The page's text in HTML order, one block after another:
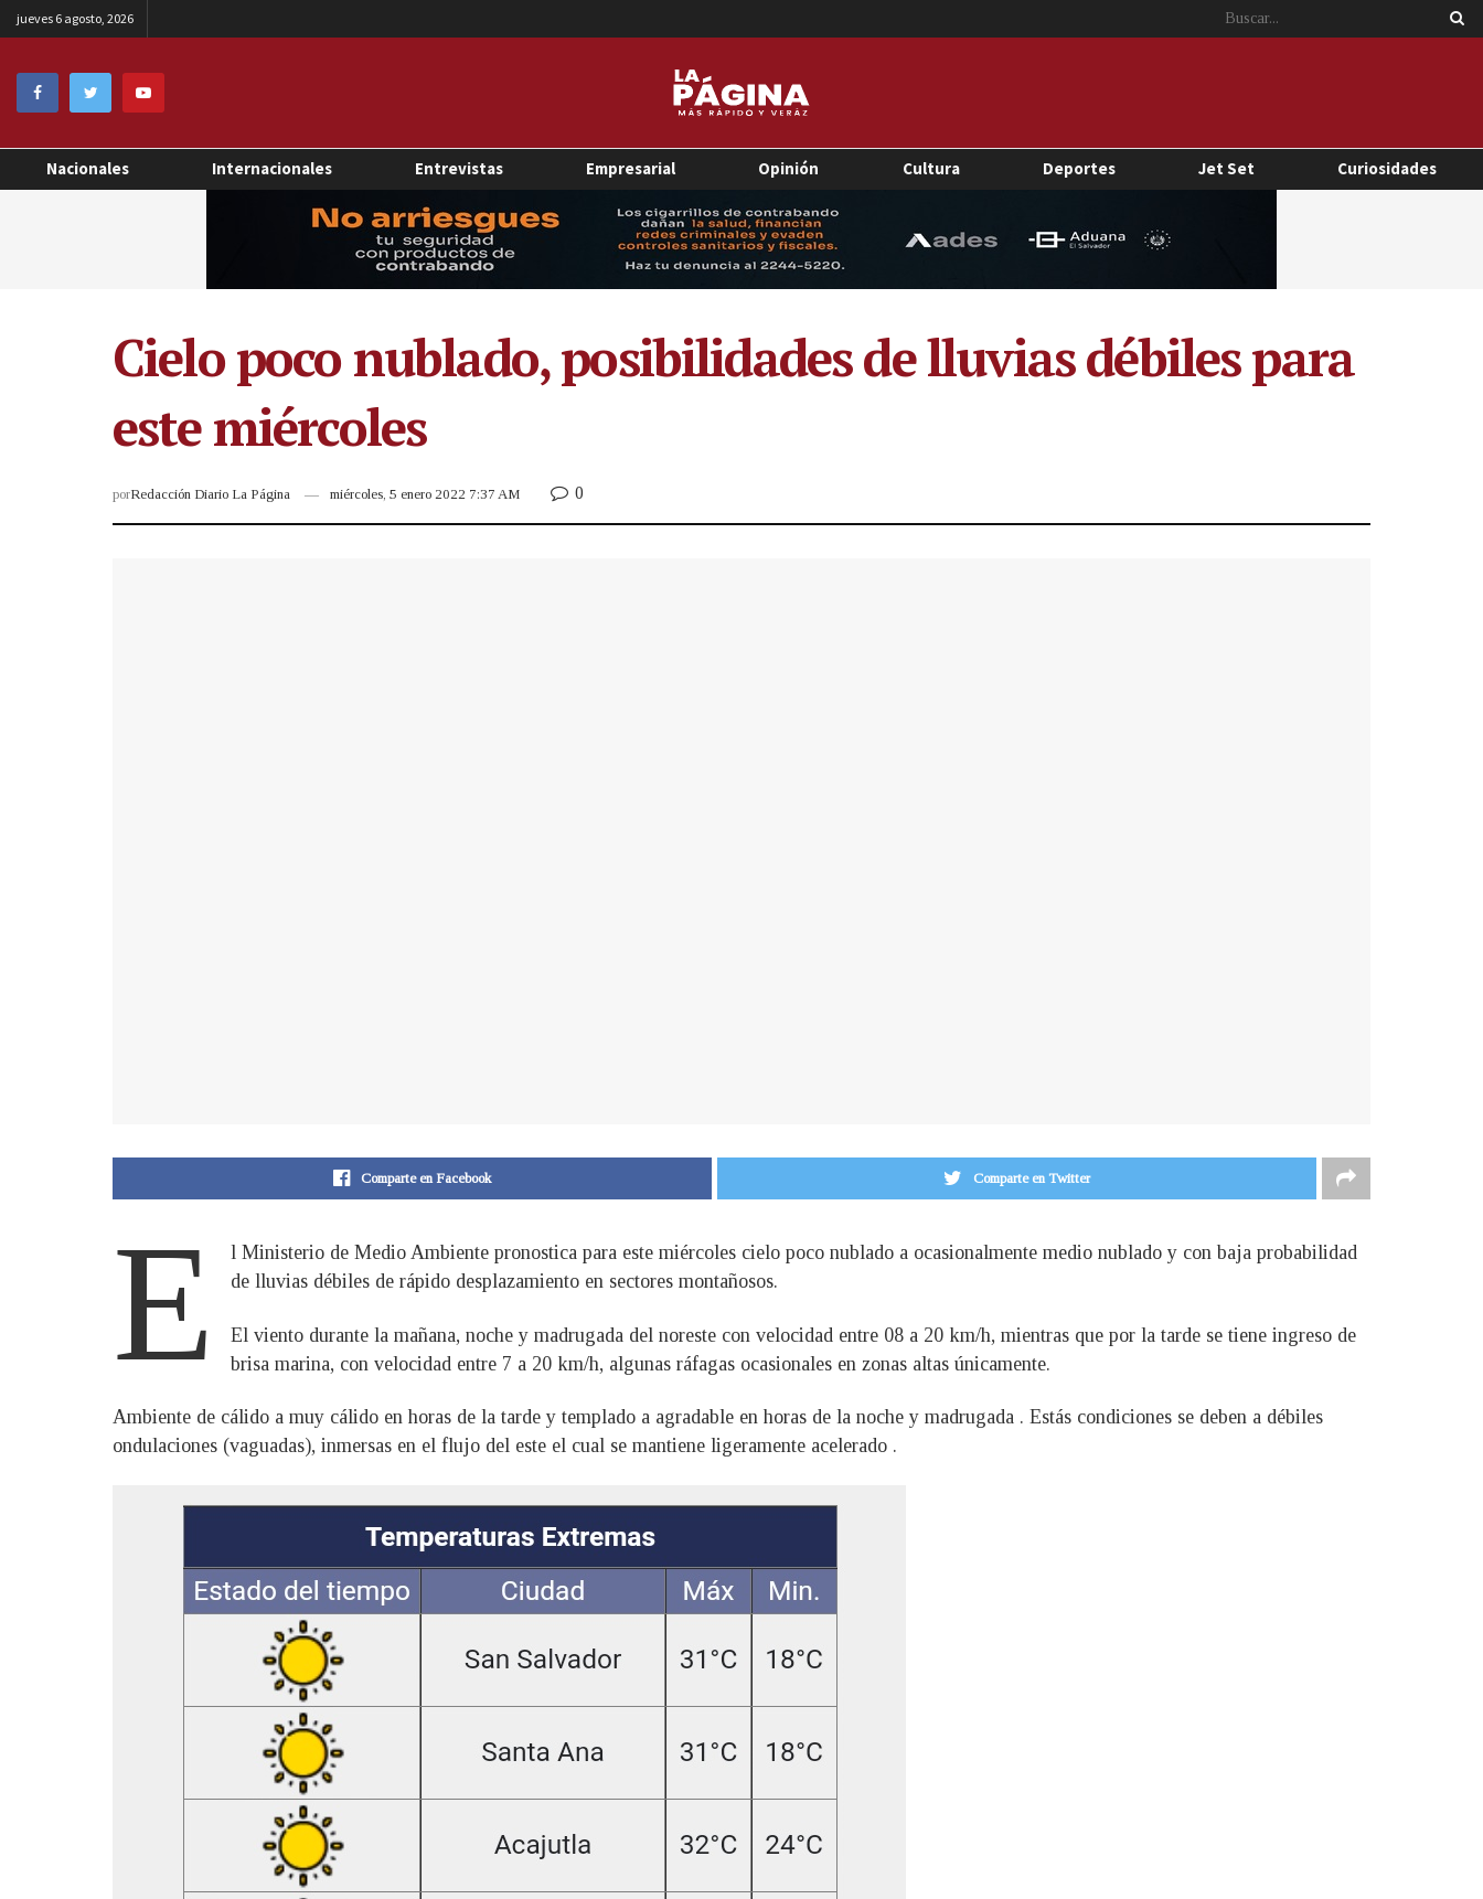
jueves 6 agosto, 2026
Nacionales Internacionales Entrevistas Empresarial Opinión Cultura Deportes Jet Set Curiosidades
Cielo poco nublado, posibilidades de lluvias débiles para
este miércoles
porRedacción Diario La Página miércoles, 5 enero 2022 7:37 AM 0
Comparte en Facebook Comparte en Twitter
E
l Ministerio de Medio Ambiente pronostica para este miércoles cielo poco nublado a ocasionalmente medio nublado y con baja probabilidad
de lluvias débiles de rápido desplazamiento en sectores montañosos.
El viento durante la mañana, noche y madrugada del noreste con velocidad entre 08 a 20 km/h, mientras que por la tarde se tiene ingreso de
brisa marina, con velocidad entre 7 a 20 km/h, algunas ráfagas ocasionales en zonas altas únicamente.
Ambiente de cálido a muy cálido en horas de la tarde y templado a agradable en horas de la noche y madrugada . Estás condiciones se deben a débiles
ondulaciones (vaguadas), inmersas en el flujo del este el cual se mantiene ligeramente acelerado .